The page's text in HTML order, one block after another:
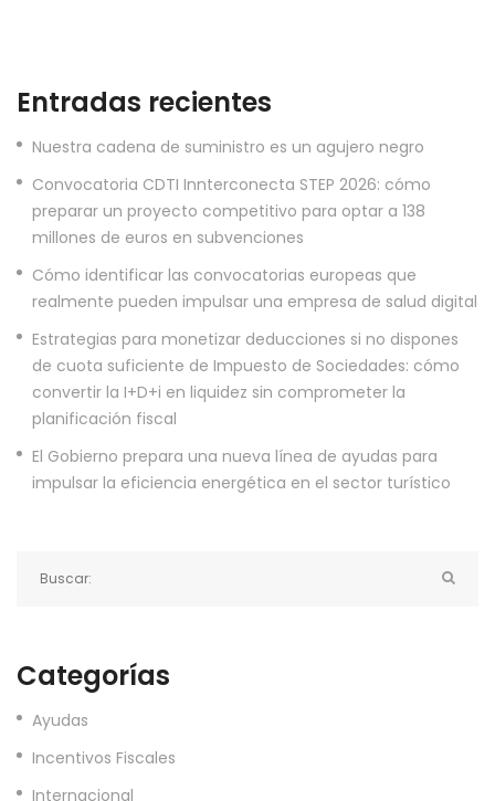
Entradas recientes
Nuestra cadena de suministro es un agujero negro
Convocatoria CDTI Innterconecta STEP 2026: cómo
preparar un proyecto competitivo para optar a 138
millones de euros en subvenciones
Cómo identificar las convocatorias europeas que
realmente pueden impulsar una empresa de salud digital
Estrategias para monetizar deducciones si no dispones
de cuota suficiente de Impuesto de Sociedades: cómo
convertir la I+D+i en liquidez sin comprometer la
planificación fiscal
El Gobierno prepara una nueva línea de ayudas para
impulsar la eficiencia energética en el sector turístico
Categorías
Ayudas
Incentivos Fiscales
Internacional